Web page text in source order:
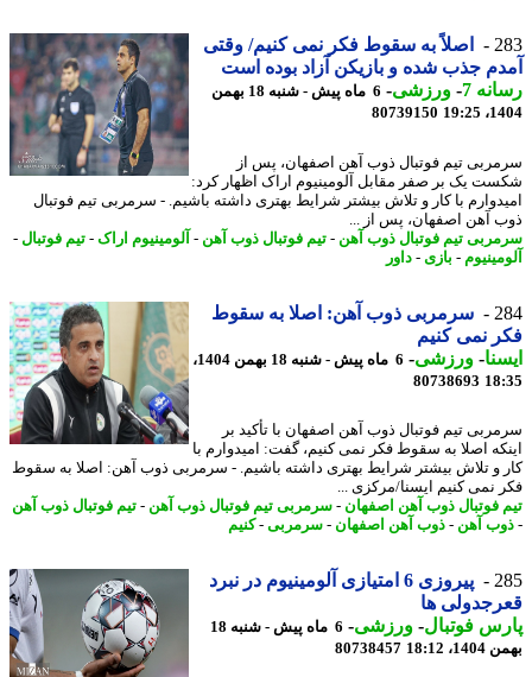
اصلاً به سقوط فکر نمی کنیم/ وقتی
جذب شده و بازیکن آزاد بوده است
7
-ورزشی-
6 ماه پیش - شنبه 18 بهمن
80739150
تیم فوتبال ذوب آهن اصفهان، پس از
یک بر صفر مقابل آلومینیوم اراک اظهار کرد:
با کار و تلاش بیشتر شرایط بهتری داشته باشیم. - سرمربی تیم فوتبال
آهن اصفهان، پس از ...
تیم فوتبال ذوب آهن -تیم فوتبال ذوب آهن -آلومینیوم اراک - تیم فوتبال-
-بازی - داور
سرمربی ذوب آهن: اصلا به سقوط
نمی کنیم
-ورزشی-
6 ماه پیش - شنبه 18 بهمن 1404،
80738693
تیم فوتبال ذوب آهن اصفهان با تأکید بر
اصلا به سقوط فکر نمی کنیم، گفت: امیدوارم با
و تلاش بیشتر شرایط بهتری داشته باشیم. - سرمربی ذوب آهن: اصلا به سقوط
نمی کنیم ایسنا/مرکزی ...
فوتبال ذوب آهن اصفهان-سرمربی تیم فوتبال ذوب آهن -تیم فوتبال ذوب آهن
آهن -ذوب آهن اصفهان-سرمربی- کنیم
پیروزی 6 امتیازی آلومینیوم در نبرد
ها
فوتبال-ورزشی-
6 ماه پیش - شنبه 18
18:12
80738457